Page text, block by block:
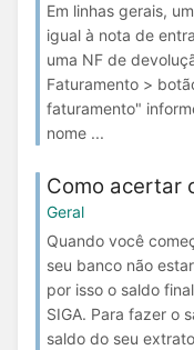
Em linhas gerais,
igual à nota de
uma NF de
Faturamento >
faturamento"
nome ...
Como acertar
Geral
Quando você
seu banco não
por isso o saldo
SIGA. Para fazer o
saldo do seu